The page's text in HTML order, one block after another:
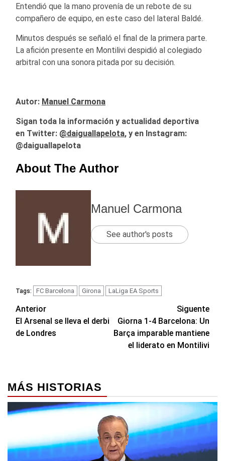
Entendió que la mano provenía de un rebote de su
compañero de equipo, en este caso del lateral Baldé.
Minutos después se señaló el final de la primera parte.
La afición presente en Montilivi despidió al colegiado
arbitral con una sonora pitada por su decisión.
Autor: Manuel Carmona
Sigan toda la información y actualidad deportiva
en Twitter: @daiguallapelota, y en Instagram:
@daiguallapelota
About The Author
Manuel Carmona
See author's posts
Tags: FC Barcelona Girona LaLiga EA Sports
Navegación
de
Anterior
El Arsenal se lleva el derbi
de Londres
Siguente
Giorna 1-4 Barcelona: Un
Barça imparable mantiene
el liderato en Montilivi
MÁS HISTORIAS